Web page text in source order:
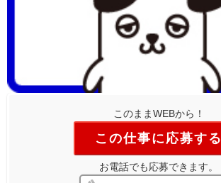
このままWEBから！
この仕事に応募する
お電話でも応募できます。